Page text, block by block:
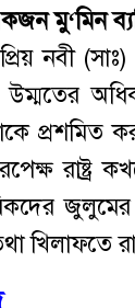
মু‘মিন
নবী
প্রশমিত
জুলুমের
খিলাফতে